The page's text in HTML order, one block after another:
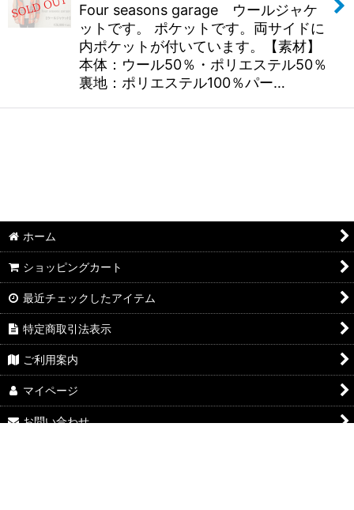
Four seasons garage ウールジャケ
ットです。 ポケットです。両サイドに
内ポケットが付いています。【素材】
本体：ウール50％・ポリエステル50％
裏地：ポリエステル100％パー…
ホーム
ショッピングカート
最近チェックしたアイテム
特定商取引法表示
ご利用案内
マイページ
お問い合わせ